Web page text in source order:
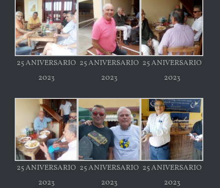
25 ANIVERSARIO
2023
25 ANIVERSARIO
2023
25 ANIVERSARIO
2023
25 ANIVERSARIO
2023
25 ANIVERSARIO
2023
25 ANIVERSARIO
2023